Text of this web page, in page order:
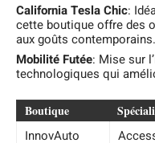
California Tesla Chic:
cette boutique offre des
aux goûts contemporains.
Mobilité Futée: Mise sur
technologiques qui
Boutique
InnovAuto